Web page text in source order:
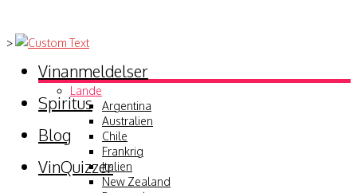
>
Vinanmeldelser
Lande
Argentina
Australien
Chile
Frankrig
Italien
New Zealand
Spiritus
Blog
VinQuizzer